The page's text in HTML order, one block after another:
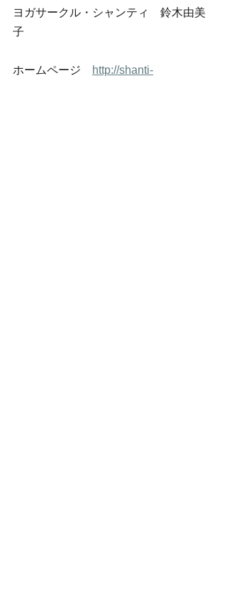
ヨガサークル・シャンティ　鈴木由美
子
ホームページ
http://shanti-